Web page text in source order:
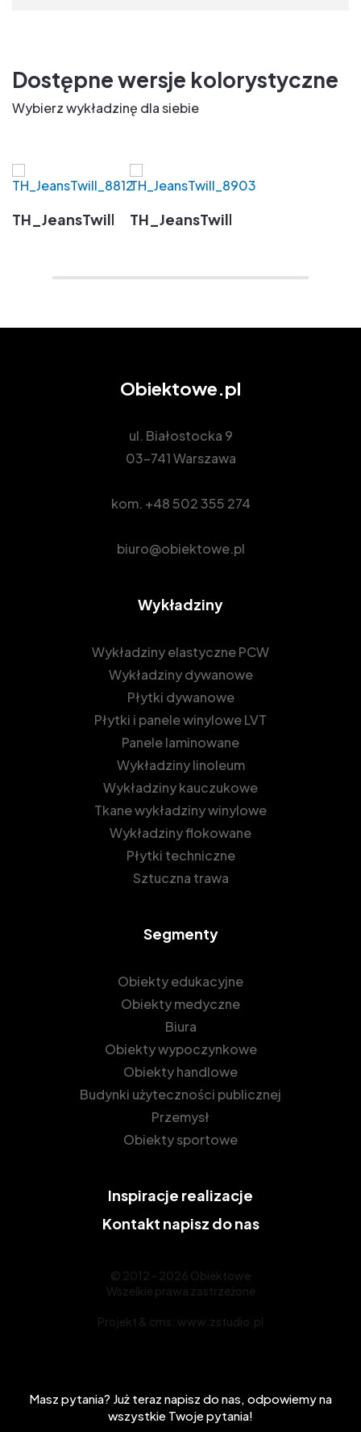
Dostępne wersje kolorystyczne
Wybierz wykładzinę dla siebie
TH_JeansTwill_8812TH_JeansTwill_8903
Obiektowe.pl
ul. Białostocka 9
03-741 Warszawa
kom. +48 502 355 274
biuro@obiektowe.pl
Wykładziny
Wykładziny elastyczne PCW
Wykładziny dywanowe
Płytki dywanowe
Płytki i panele winylowe LVT
Panele laminowane
Wykładziny linoleum
Wykładziny kauczukowe
Tkane wykładziny winylowe
Wykładziny flokowane
Płytki techniczne
Sztuczna trawa
Segmenty
Obiekty edukacyjne
Obiekty medyczne
Biura
Obiekty wypoczynkowe
Obiekty handlowe
Budynki użyteczności publicznej
Przemysł
Obiekty sportowe
Inspiracje realizacje
Kontakt napisz do nas
© 2012 - 2026 Obiektowe
Wszelkie prawa zastrzeżone
Projekt & cms: www.zstudio.pl
Masz pytania? Już teraz napisz do nas, odpowiemy na
wszystkie Twoje pytania!